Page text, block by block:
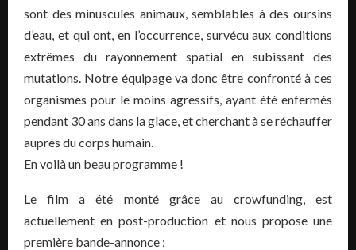
sont des minuscules animaux, semblables à des oursins
d’eau, et qui ont, en l’occurrence, survécu aux conditions
extrêmes du rayonnement spatial en subissant des
mutations. Notre équipage va donc être confronté à ces
organismes pour le moins agressifs, ayant été enfermés
pendant 30 ans dans la glace, et cherchant à se réchauffer
auprès du corps humain.
En voilà un beau programme !
Le film a été monté grâce au crowfunding, est
actuellement en post-production et nous propose une
première bande-annonce :